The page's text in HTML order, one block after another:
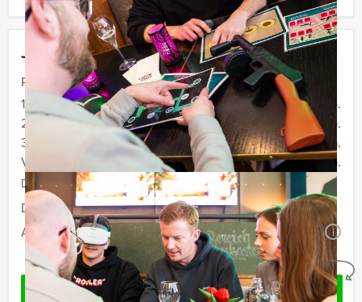
Jouw uitje
Prijs :
12 - 19 personen
€ 67,50 p.p.
20 - 29 personen
€ 64,50 p.p.
30 - 39 personen
€ 59,50 p.p.
Vanaf 40 personen
€ 57,50 p.p.
De prijzen zijn exclusief BTW
Duur:
3 uur
Aantal:
Minimaal 12 personen i
Geheel vrijblijvend
OFFERTE AANVRAGEN